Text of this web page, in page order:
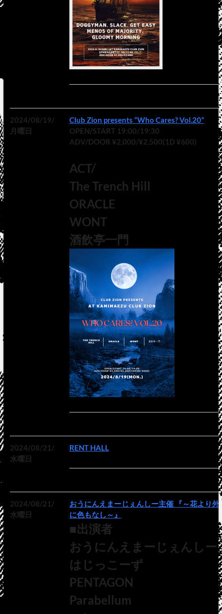
2024/08/19/
月曜日
Club Zion presents “Who Cares? Vol.20”
OPEN/START 19:00/19:30
ADV/DOOR ¥2,000/¥2,500(1D ¥600)
ACT/
The Trench Hill
ORACLE
WONT
酒飲亭一門
2024/08/21/
水曜日
RENT HALL
2024/08/21/
水曜日
おうにんえまーじぇんしー主催 『～花より外
に色もなし～』
■出演者
おうにんえまーじぇんしー
はじっこーず
PENTAGON
Parabellum